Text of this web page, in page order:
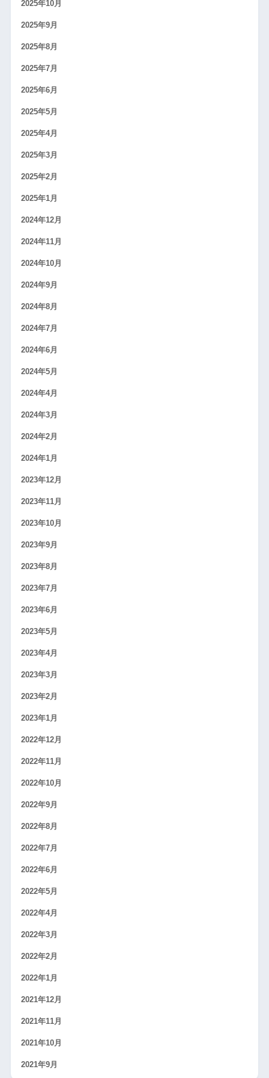
2025年10月
2025年9月
2025年8月
2025年7月
2025年6月
2025年5月
2025年4月
2025年3月
2025年2月
2025年1月
2024年12月
2024年11月
2024年10月
2024年9月
2024年8月
2024年7月
2024年6月
2024年5月
2024年4月
2024年3月
2024年2月
2024年1月
2023年12月
2023年11月
2023年10月
2023年9月
2023年8月
2023年7月
2023年6月
2023年5月
2023年4月
2023年3月
2023年2月
2023年1月
2022年12月
2022年11月
2022年10月
2022年9月
2022年8月
2022年7月
2022年6月
2022年5月
2022年4月
2022年3月
2022年2月
2022年1月
2021年12月
2021年11月
2021年10月
2021年9月